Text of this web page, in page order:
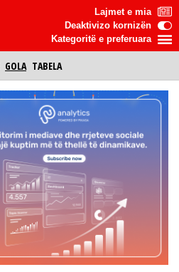
Lajmet e mia
Deaktivizo kornizën
Kategoritë e preferuara
GOLA TABELA